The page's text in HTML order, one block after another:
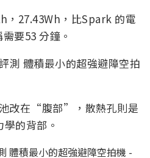
，27.43Wh，比Spark 的電
要53 分鐘。
改在“腹部”，散熱孔則是
的背部。